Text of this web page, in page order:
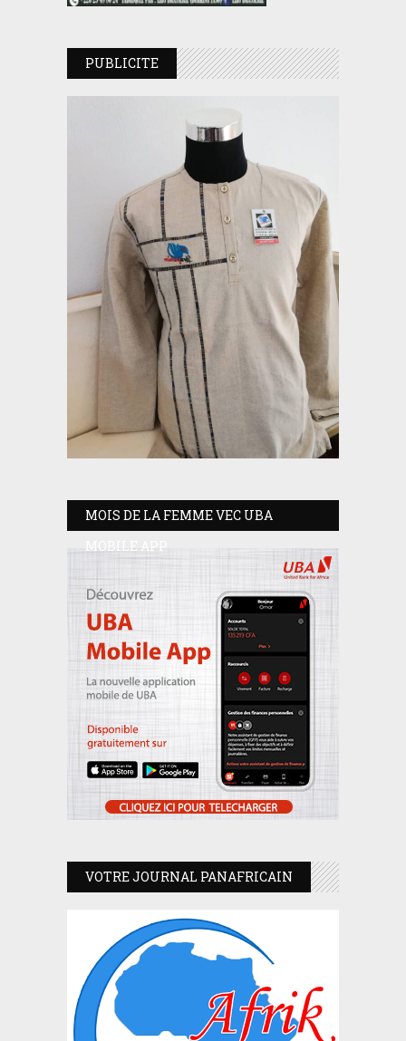
PUBLICITE
MOIS DE LA FEMME VEC UBA
MOBILE APP
VOTRE JOURNAL PANAFRICAIN